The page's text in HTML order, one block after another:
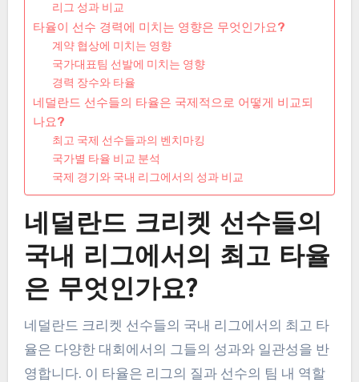
리그 성과 비교
타율이 선수 경력에 미치는 영향은 무엇인가요?
계약 협상에 미치는 영향
국가대표팀 선발에 미치는 영향
경력 장수와 타율
네덜란드 선수들의 타율은 국제적으로 어떻게 비교되
나요?
최고 국제 선수들과의 벤치마킹
국가별 타율 비교 분석
국제 경기와 국내 리그에서의 성과 비교
네덜란드 크리켓 선수들의
국내 리그에서의 최고 타율
은 무엇인가요?
네덜란드 크리켓 선수들의 국내 리그에서의 최고 타
율은 다양한 대회에서의 그들의 성과와 일관성을 반
영합니다. 이 타율은 리그의 질과 선수의 팀 내 역할